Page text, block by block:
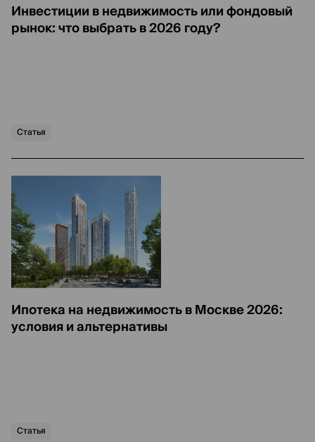
Инвестиции в недвижимость или фондовый
рынок: что выбрать в 2026 году?
Статья
Ипотека на недвижимость в Москве 2026:
условия и альтернативы
Статья